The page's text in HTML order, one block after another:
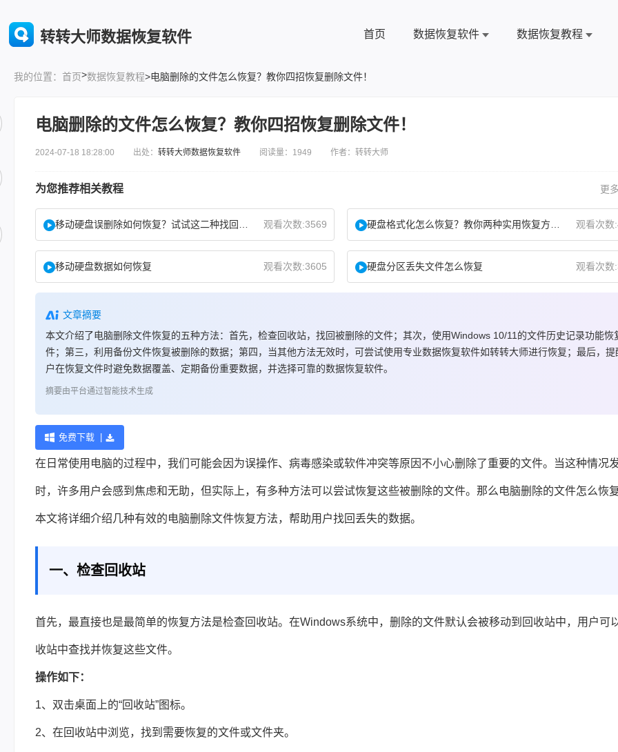
转转大师数据恢复软件 首页 数据恢复软件 数据恢复教程
我的位置： 首页>数据恢复教程>电脑删除的文件怎么恢复？教你四招恢复删除文件！
电脑删除的文件怎么恢复？教你四招恢复删除文件！
2024-07-18 18:28:00 出处： 转转大师数据恢复软件 阅读量：1949 作者：转转大师
为您推荐相关教程 更
观看次数:3569 观看次数
移动硬盘数据如何恢复 观看次数:3605 硬盘分区丢失文件怎么恢复 观看次数
文章摘要
本文介绍了电脑删除文件恢复的五种方法：首先，检查回收站，找回被删除的文件；其次，使用Windows 10/11的文件历史记录功能恢
件；第三，利用备份文件恢复被删除的数据；第四，当其他方法无效时，可尝试使用专业数据恢复软件如转转大师进行恢复；最后，提
户在恢复文件时避免数据覆盖、定期备份重要数据，并选择可靠的数据恢复软件。
摘要由平台通过智能技术生成
免费下载 |
在日常使用电脑的过程中，我们可能会因为误操作、病毒感染或软件冲突等原因不小心删除了重要的文件。当这种情况
时，许多用户会感到焦虑和无助，但实际上，有多种方法可以尝试恢复这些被删除的文件。那么电脑删除的文件怎么恢
本文将详细介绍几种有效的电脑删除文件恢复方法，帮助用户找回丢失的数据。
一、检查回收站
首先，最直接也是最简单的恢复方法是检查回收站。在Windows系统中，删除的文件默认会被移动到回收站中，用户可
收站中查找并恢复这些文件。
操作如下：
1、双击桌面上的“回收站”图标。
2、在回收站中浏览，找到需要恢复的文件或文件夹。